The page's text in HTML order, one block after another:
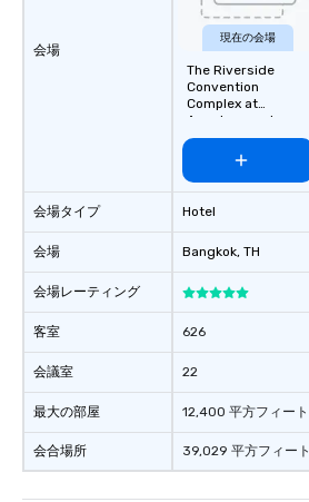
会場
会場タイプ
会場
会場レーティング
客室
会議室
最大の部屋
会合場所
現在の会場
The Riverside
Convention
Complex at
Anantara and
Avani+ Bangkok
Hotel
Bangkok, TH
626
22
12,400 平方フィート
39,029 平方フィート